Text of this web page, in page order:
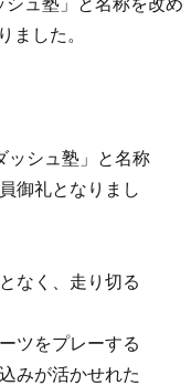
ッシュ塾」と名称
御礼となりまし
なく、走り切る
ツをプレーする
みが活かせれた